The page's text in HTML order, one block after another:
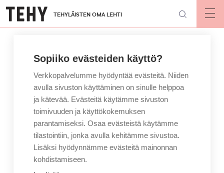
Hyppää
pääsisältöön
TEHYLÄISTEN OMA LEHTI
Sopiiko evästeiden käyttö?
Verkkopalvelumme hyödyntää evästeitä. Niiden
avulla sivuston käyttäminen on sinulle helppoa
ja kätevää. Evästeitä käytämme sivuston
toimivuuden ja käyttökokemuksen
parantamiseksi. Osaa evästeistä käytämme
tilastointiin, jonka avulla kehitämme sivustoa.
Lisäksi hyödynnämme evästeitä mainonnan
kohdistamiseen.